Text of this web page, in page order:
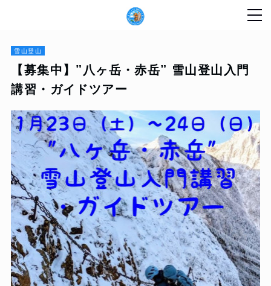
雪山登山
【募集中】”八ヶ岳・赤岳” 雪山登山入門
講習・ガイドツアー